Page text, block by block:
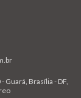
Guará, Brasília - DF,